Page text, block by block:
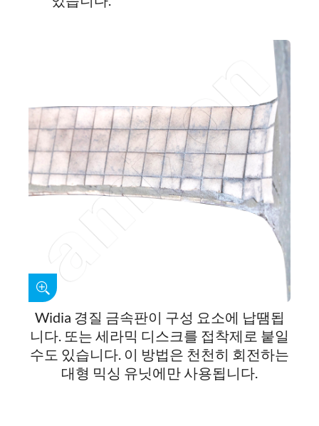
Widia 경질 금속판이 구성 요소에 납땜됩
니다. 또는 세라믹 디스크를 접착제로 붙일
수도 있습니다. 이 방법은 천천히 회전하는
대형 믹싱 유닛에만 사용됩니다.